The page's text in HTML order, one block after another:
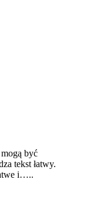
być
tekst łatwy.
i…..